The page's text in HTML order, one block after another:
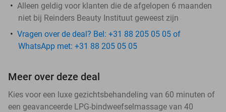
Alleen geldig voor klanten die de afgelopen 6 maanden
niet bij Reinders Beauty Instituut geweest zijn
Vragen over de deal? Bel: +31 88 205 05 05 of
WhatsApp met: +31 88 205 05 05
Meer over deze deal
Kies voor een luxe gezichtsbehandeling van 60 minuten of
een geavanceerde LPG-bindweefselmassage van 40